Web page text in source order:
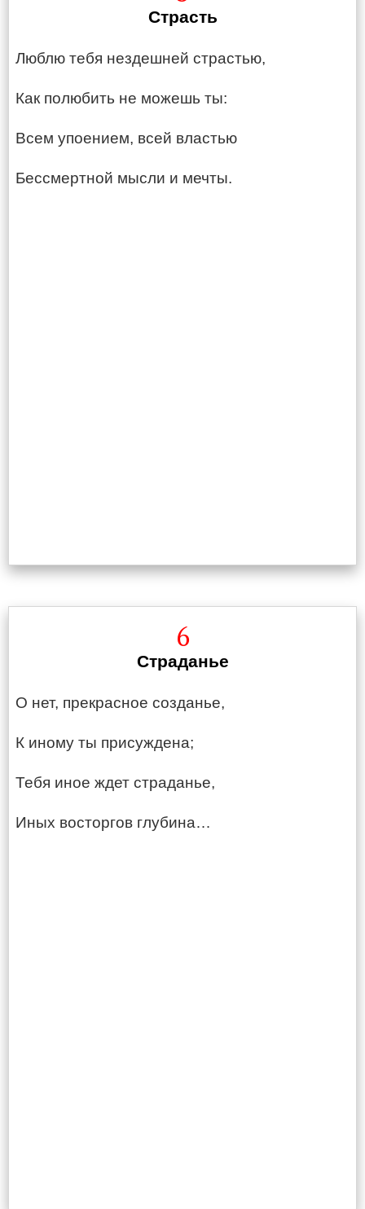
Страсть
Люблю тебя нездешней страстью,
Как полюбить не можешь ты:
Всем упоением, всей властью
Бессмертной мысли и мечты.​
6
Страданье
О нет, прекрасное созданье,
К иному ты присуждена;
Тебя иное ждет страданье,
Иных восторгов глубина…​